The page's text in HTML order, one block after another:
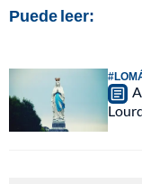
Puede leer: